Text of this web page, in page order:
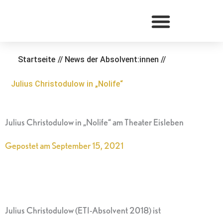
Startseite // News der Absolvent:innen //
Julius Christodulow in „Nolife“
Julius Christodulow in „Nolife“ am Theater Eisleben
Gepostet amSeptember 15, 2021
Julius Christodulow (ETI-Absolvent 2018) ist